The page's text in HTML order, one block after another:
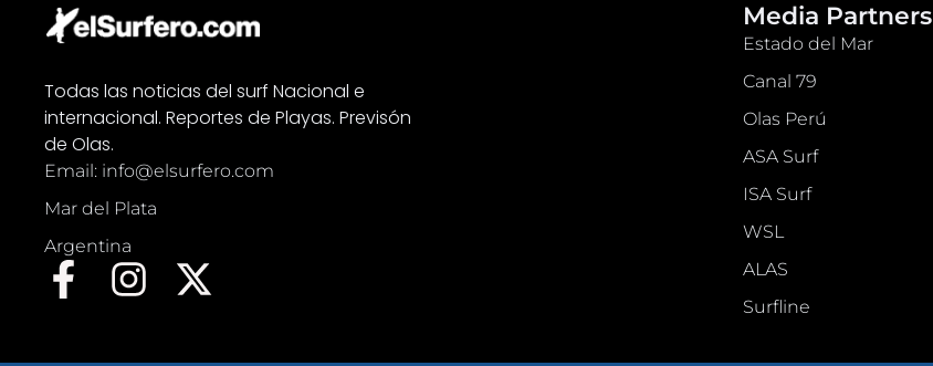
Todas las noticias del surf Nacional e
internacional. Reportes de Playas. Previsón
de Olas.
Email: info@elsurfero.com
Mar del Plata
Argentina
F
c
I
s
X
t
Media Partners
Estado del Mar
Canal 79
Olas Perú
ASA Surf
ISA Surf
WSL
ALAS
Surfline